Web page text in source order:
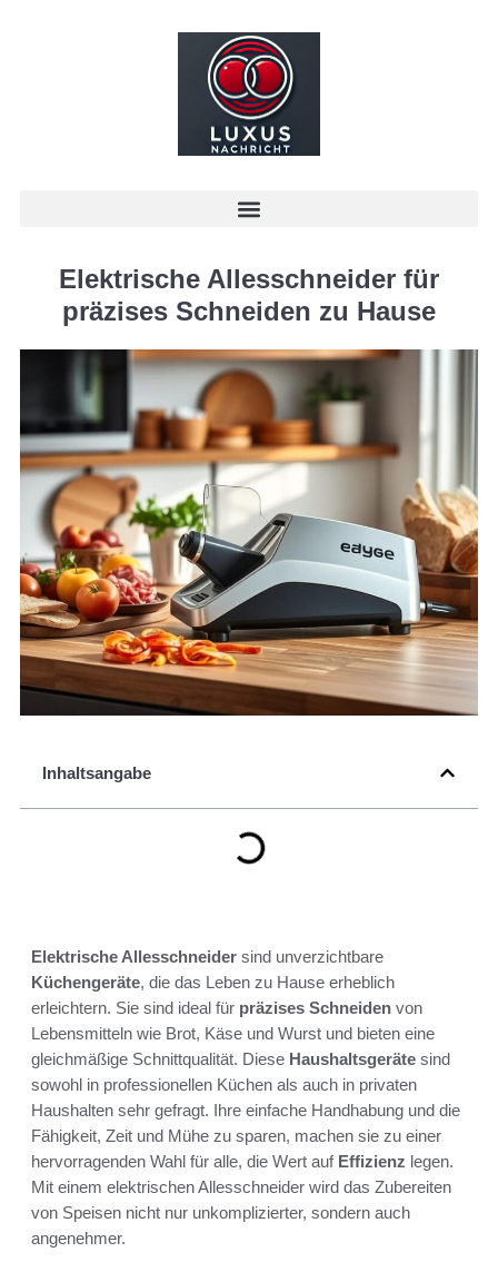
Elektrische Allesschneider für
präzises Schneiden zu Hause
Inhaltsangabe
Elektrische Allesschneider sind unverzichtbare
Küchengeräte, die das Leben zu Hause erheblich
erleichtern. Sie sind ideal für präzises Schneiden von
Lebensmitteln wie Brot, Käse und Wurst und bieten eine
gleichmäßige Schnittqualität. Diese Haushaltsgeräte sind
sowohl in professionellen Küchen als auch in privaten
Haushalten sehr gefragt. Ihre einfache Handhabung und die
Fähigkeit, Zeit und Mühe zu sparen, machen sie zu einer
hervorragenden Wahl für alle, die Wert auf Effizienz legen.
Mit einem elektrischen Allesschneider wird das Zubereiten
von Speisen nicht nur unkomplizierter, sondern auch
angenehmer.